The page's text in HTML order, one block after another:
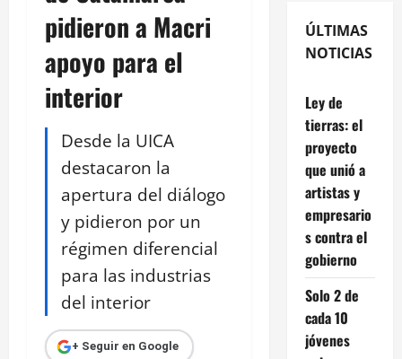
pidieron a Macri
apoyo para el
interior
Desde la UICA
destacaron la
apertura del diálogo
y pidieron por un
régimen diferencial
para las industrias
del interior
+ Seguir en Google
ÚLTIMAS
NOTICIAS
Ley de
tierras: el
proyecto
que unió a
artistas y
empresario
s contra el
gobierno
Solo 2 de
cada 10
jóvenes